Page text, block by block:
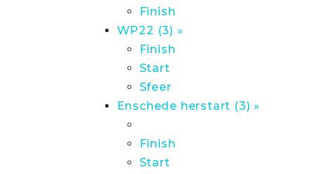
Finish
WP22 (3) »
Finish
Start
Sfeer
Enschede herstart (3) »
Finish
Start